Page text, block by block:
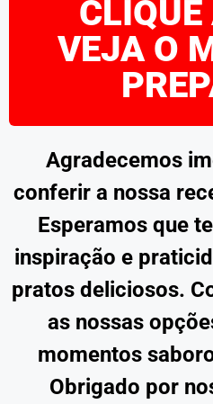
VEJA O
Agradecemos
conferir a nossa
Esperamos que
inspiração e
pratos deliciosos.
as nossas
momentos
Obrigado por